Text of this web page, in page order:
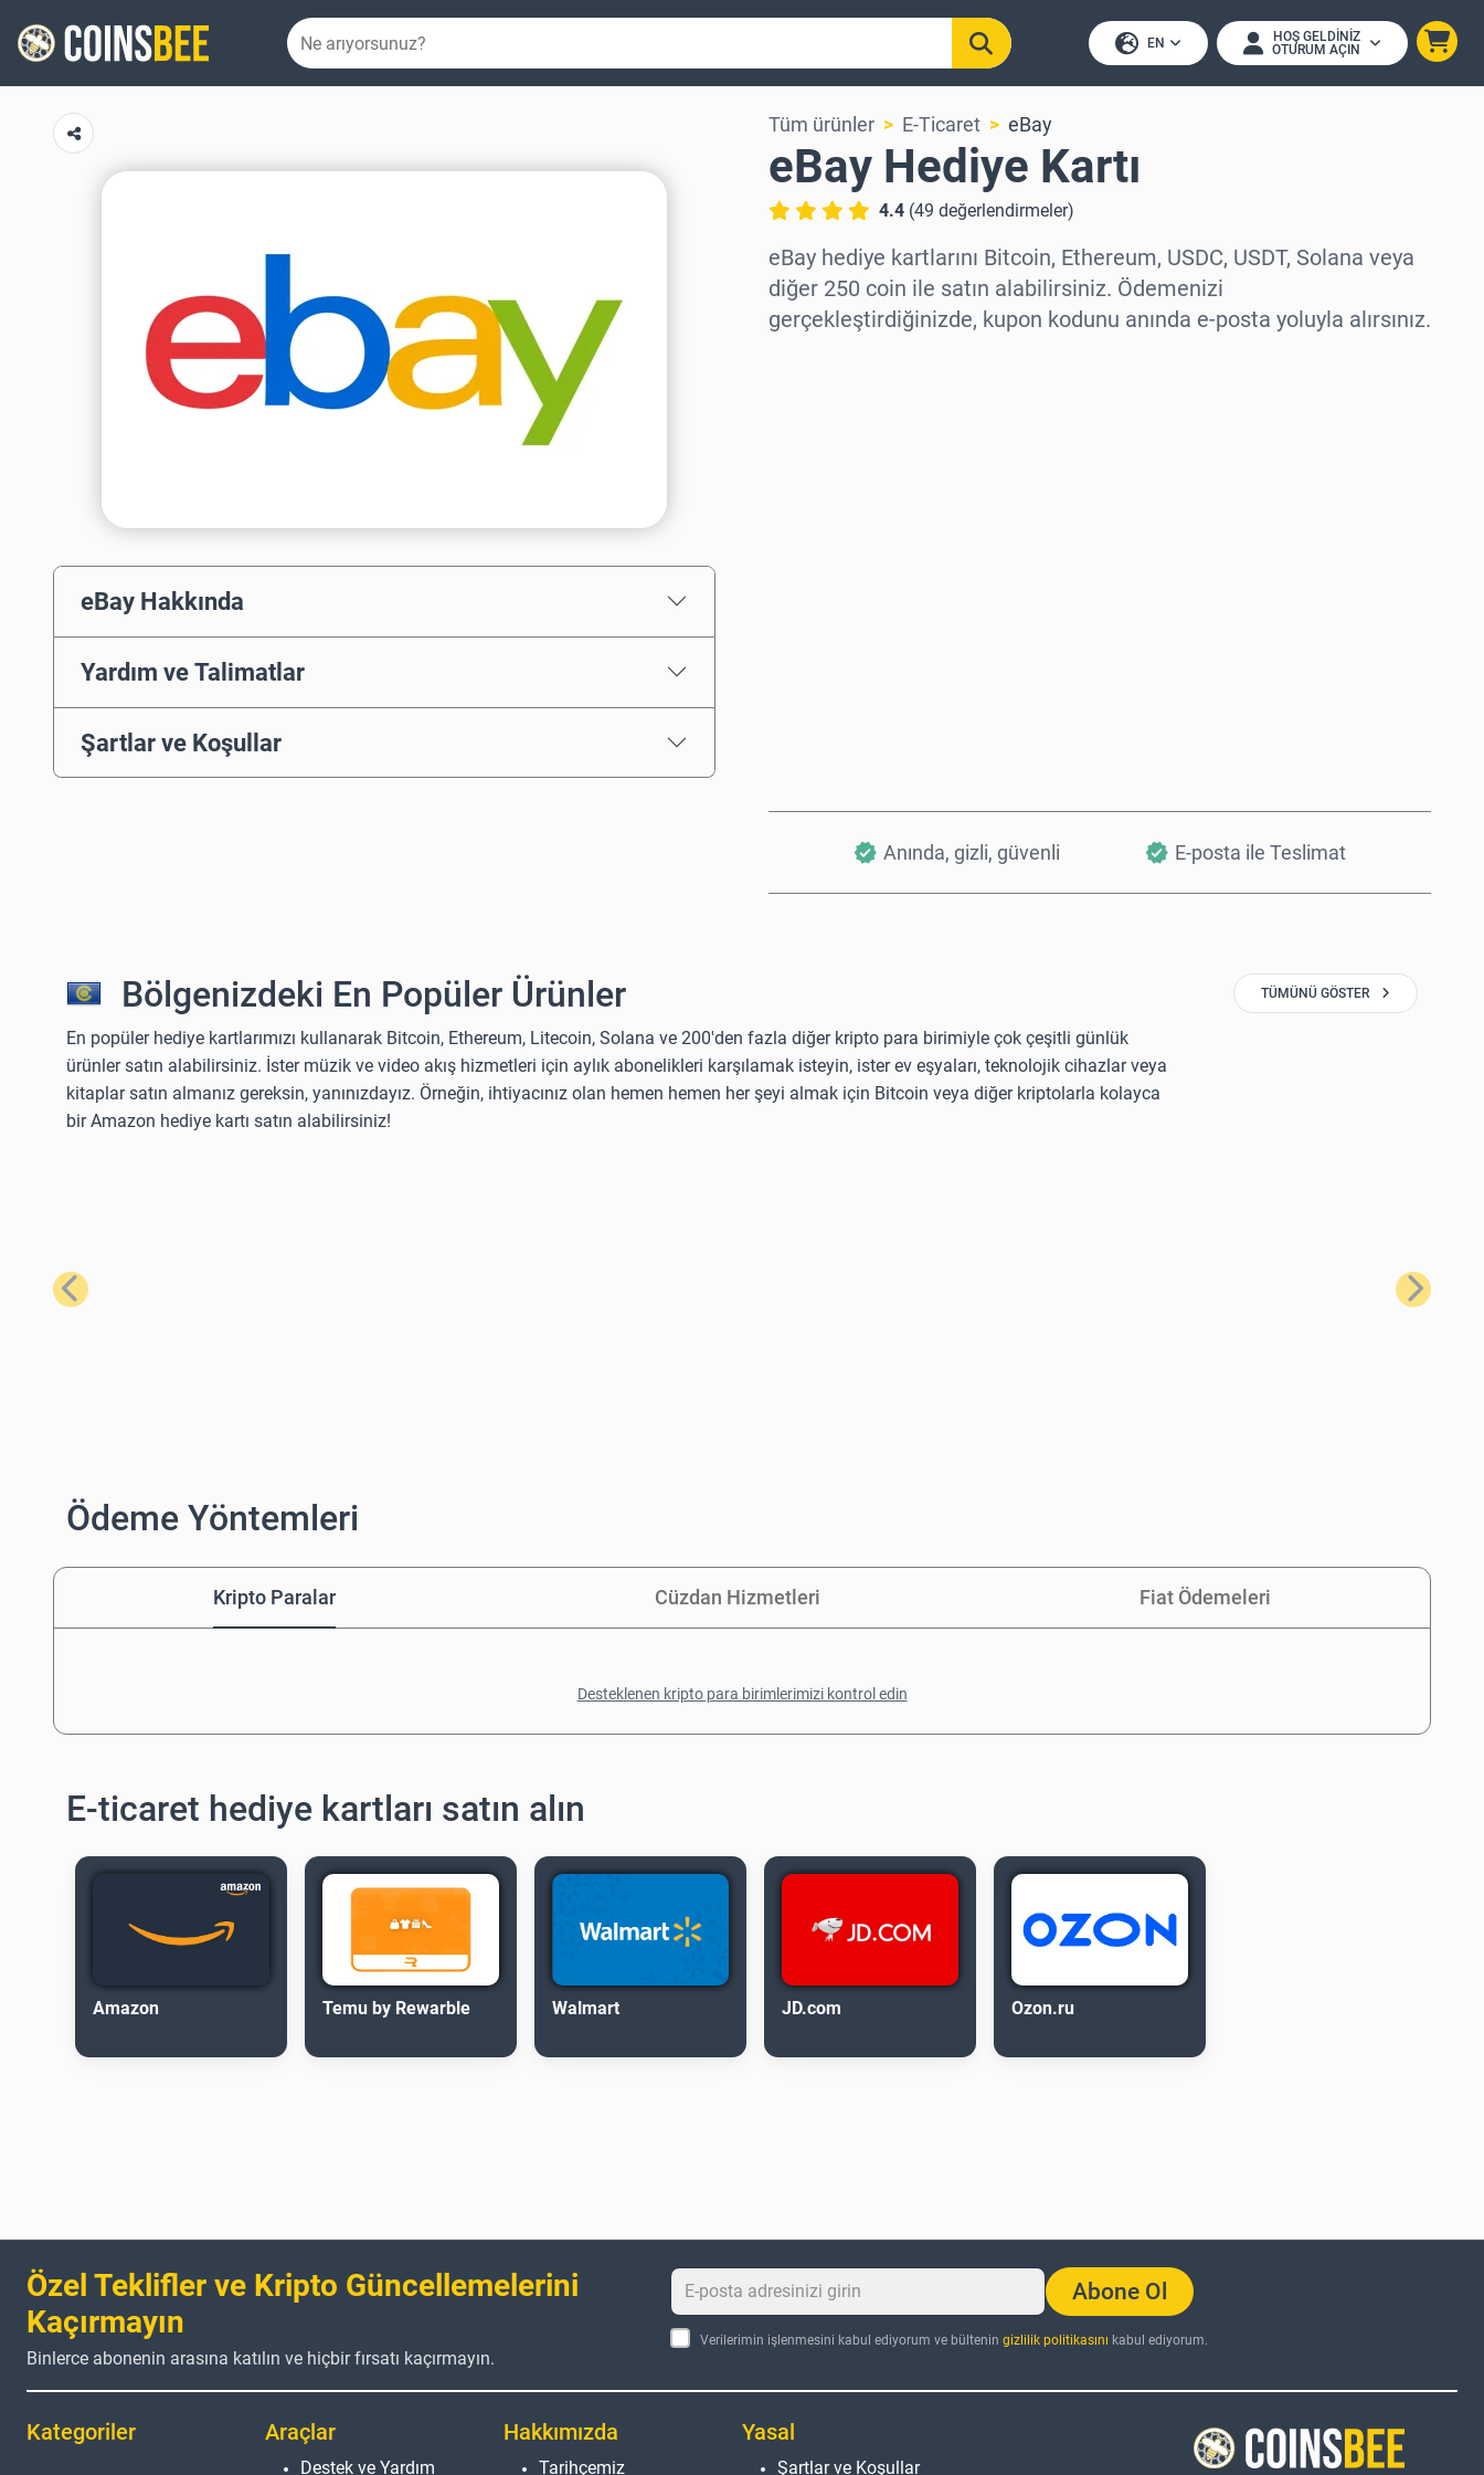
EN
HOŞ GELDINIZ
OTURUM AÇIN
eBay Hakkında
Yardım ve Talimatlar
Şartlar ve Koşullar
Tüm ürünler E-Ticaret eBay
eBay Hediye Kartı
4.4 (49 değerlendirmeler)
eBay hediye kartlarını Bitcoin, Ethereum, USDC, USDT, Solana veya
diğer 250 coin ile satın alabilirsiniz. Ödemenizi
gerçekleştirdiğinizde, kupon kodunu anında e-posta yoluyla alırsınız.
Anında, gizli, güvenli E-posta ile Teslimat
Bölgenizdeki En Popüler Ürünler
En popüler hediye kartlarımızı kullanarak Bitcoin, Ethereum, Litecoin, Solana ve 200'den fazla diğer kripto para birimiyle çok çeşitli günlük
ürünler satın alabilirsiniz. İster müzik ve video akış hizmetleri için aylık abonelikleri karşılamak isteyin, ister ev eşyaları, teknolojik cihazlar veya
kitaplar satın almanız gereksin, yanınızdayız. Örneğin, ihtiyacınız olan hemen hemen her şeyi almak için Bitcoin veya diğer kriptolarla kolayca
bir Amazon hediye kartı satın alabilirsiniz!
TÜMÜNÜ GÖSTER
Önceki Sonraki
Ödeme Yöntemleri
Kripto Paralar Cüzdan Hizmetleri Fiat Ödemeleri
Desteklenen kripto para birimlerimizi kontrol edin
E-ticaret hediye kartları satın alın
Amazon Temu by Rewarble Walmart JD.com Ozon.ru
Özel Teklifler ve Kripto Güncellemelerini
Kaçırmayın
Binlerce abonenin arasına katılın ve hiçbir fırsatı kaçırmayın.
Abone Ol
Verilerimin işlenmesini kabul ediyorum ve bültenin gizlilik politikasını kabul ediyorum.
Kategoriler Araçlar
Destek ve Yardım
Hakkımızda
Tarihçemiz
Yasal
Şartlar ve Koşullar